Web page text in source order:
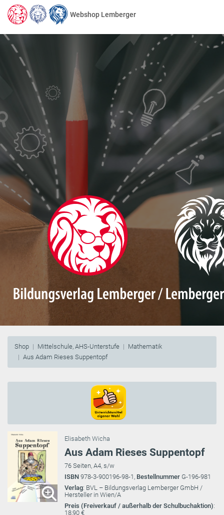
Webshop Lemberger
Shop Mittelschule, AHS-Unterstufe
Mathematik
Aus Adam Rieses Suppentopf
Elisabeth Wicha
Aus Adam Rieses Suppentopf
76 Seiten, A4, s/w
ISBN 978-3-900196-98-1, Bestellnummer G-196-981
Verlag: BVL – Bildungsverlag Lemberger GmbH /
Hersteller in Wien/A
Preis (Freiverkauf / außerhalb der Schulbuchaktion):
18,90 €